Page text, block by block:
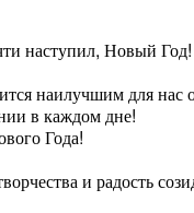
наступил, Новый Год!
наилучшим для нас
в каждом дне!
Года!
и радость